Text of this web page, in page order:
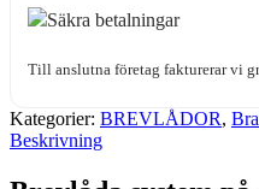
Till anslutna företag fakturerar vi
Kategorier: BREVLÅDOR,
Beskrivning